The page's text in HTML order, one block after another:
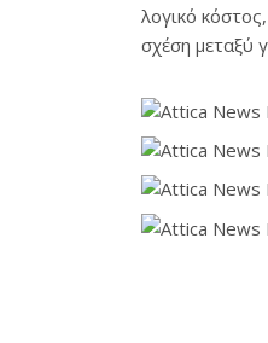
λογικό
σχέση μεταξύ